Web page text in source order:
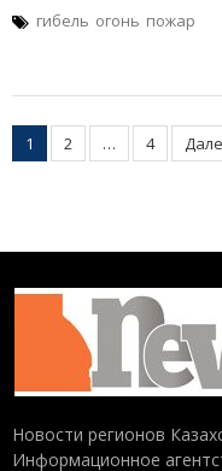
гибель огонь пожар
Пагинация
1 2 … 4
Новости регионов
Информационное